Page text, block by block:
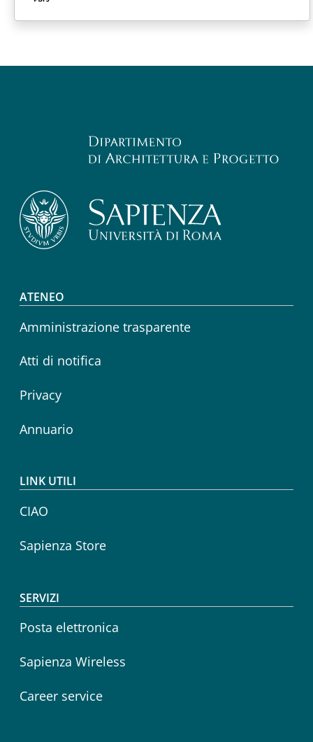
Footer menu
ATENEO
Amministrazione trasparente
Atti di notifica
Privacy
Annuario
LINK UTILI
CIAO
Sapienza Store
SERVIZI
Posta elettronica
Sapienza Wireless
Career service